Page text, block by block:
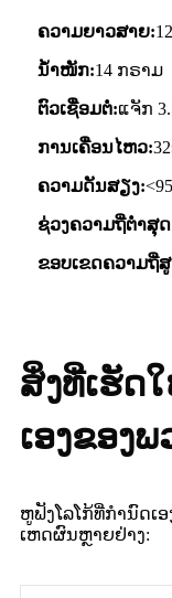
ຄວາມຍາວສາຍ:
ນ້ຳໜັກ:14 ກຣາມ
ຕົວເຊື່ອມຕໍ່:ແຈັກ
ການເຄື່ອນໄຫວ:
ຄວາມດັນສຽງ:
ຊ່ວງຄວາມຖີ່ຕໍ່າສຸ
ຂອບເຂດຄວາມຖີ່
ສິ່ງທີ່ເຮັດ
ເອງຂອງ
ຫູຟັງໂລໂກ້ທີ່ກຳນົດເ
ເຫດຜົນຫຼາຍຢ່າງ: